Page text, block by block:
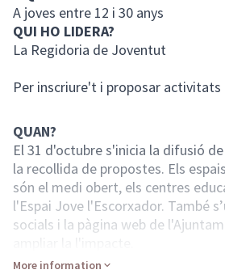
A joves entre 12 i 30 anys
QUI HO LIDERA?
La Regidoria de Joventut
Per inscriure't i proposar activitats
QUAN?
El 31 d'octubre s'inicia la difusió
la recollida de propostes. Els
són el medi obert, els centres
l'Espai Jove l'Escorxador. També
socials i la pàgina web de
Fins el dissabte 18 de novembre
More information